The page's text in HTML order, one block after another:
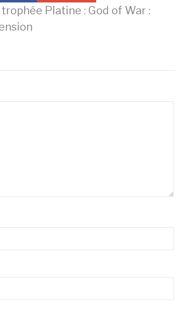
Platine : God of War :